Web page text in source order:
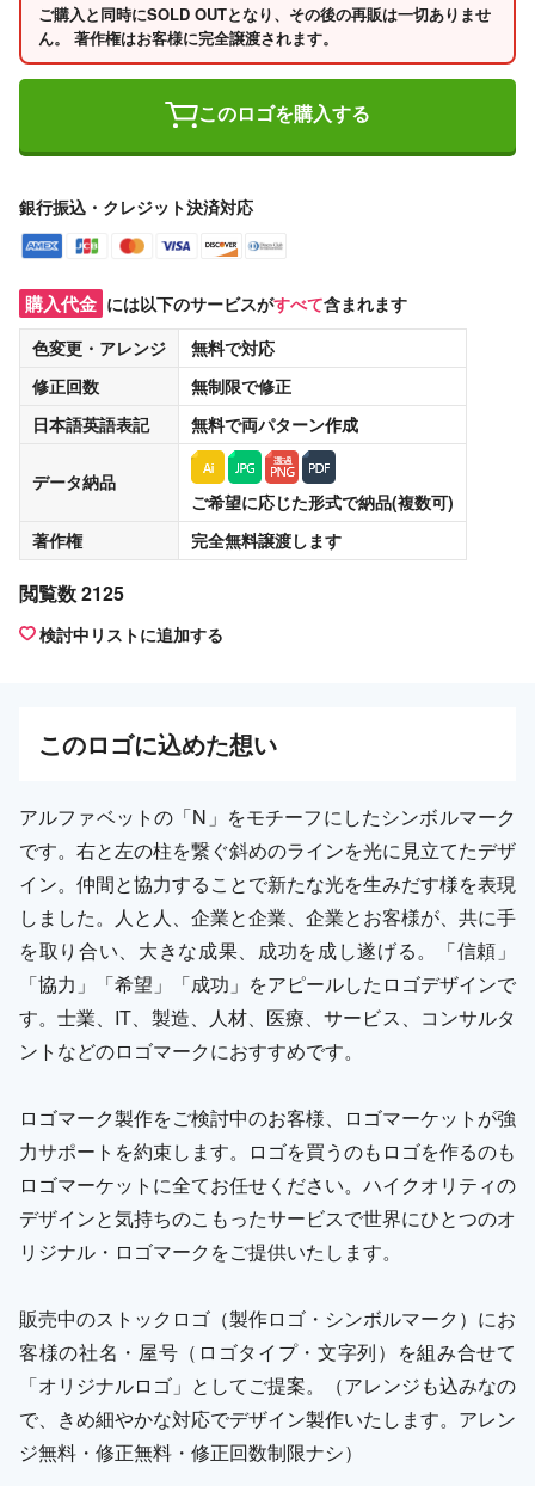
ご購入と同時にSOLD OUTとなり、その後の再販は一切ありませ
ん。 著作権はお客様に完全譲渡されます。
このロゴを購入する
銀行振込・クレジット決済対応
購入代金 には以下のサービスがすべて含まれます
色変更・アレンジ
無料で対応
修正回数
無制限で修正
日本語英語表記
無料で両パターン作成
データ納品
ご希望に応じた形式で納品(複数可)
著作権
完全無料譲渡します
閲覧数 2125
検討中リストに追加する
このロゴに込めた想い
アルファベットの「N」をモチーフにしたシンボルマーク
です。右と左の柱を繋ぐ斜めのラインを光に見立てたデザ
イン。仲間と協力することで新たな光を生みだす様を表現
しました。人と人、企業と企業、企業とお客様が、共に手
を取り合い、大きな成果、成功を成し遂げる。「信頼」
「協力」「希望」「成功」をアピールしたロゴデザインで
す。士業、IT、製造、人材、医療、サービス、コンサルタ
ントなどのロゴマークにおすすめです。
ロゴマーク製作をご検討中のお客様、ロゴマーケットが強
力サポートを約束します。ロゴを買うのもロゴを作るのも
ロゴマーケットに全てお任せください。ハイクオリティの
デザインと気持ちのこもったサービスで世界にひとつのオ
リジナル・ロゴマークをご提供いたします。
販売中のストックロゴ（製作ロゴ・シンボルマーク）にお
客様の社名・屋号（ロゴタイプ・文字列）を組み合せて
「オリジナルロゴ」としてご提案。（アレンジも込みなの
で、きめ細やかな対応でデザイン製作いたします。アレン
ジ無料・修正無料・修正回数制限ナシ）